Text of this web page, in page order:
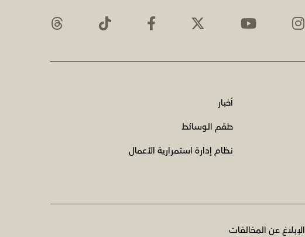
أخبار
طقم الوسائط
نظام إدارة استمرارية الأعمال
الإبلاغ عن المخالفات